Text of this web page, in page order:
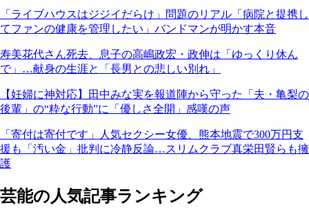
「ライブハウスはジジイだらけ」問題のリアル「病院と提携し
てファンの健康を管理したい」バンドマンが明かす本音
寿美花代さん死去、息子の高嶋政宏・政伸は「ゆっくり休ん
で」…献身の生涯と「長男との悲しい別れ」
【妊婦に神対応】田中みな実を報道陣から守った「夫・亀梨の
後輩」の“粋な行動”に「優しさ全開」感嘆の声
「寄付は寄付です」人気セクシー女優、熊本地震で300万円支
援も「汚い金」批判に冷静反論…スリムクラブ真栄田賢らも擁
護
芸能の人気記事ランキング